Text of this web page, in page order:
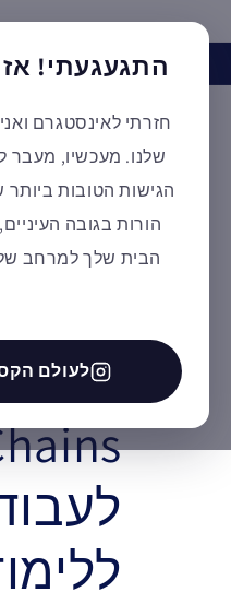
דילוג
ללימוד 100/
התגעגעתי!
חזרתי לאינסטגרם
שלנו. מעכשיו,
הגישות הטובות
הורות בגובה
הבית שלך למרחב של
לעולם